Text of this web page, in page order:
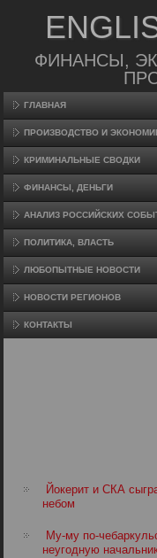
ФИНАНСЫ,
ГЛАВНАЯ
ПРОИЗВΟДСТВО И
КРИМИНАЛЬНЫЕ СВОДКИ
ФИНАНСЫ, ДЕНЬГИ
АНАЛИЗ РОССИЙСКИХ
ПОЛИТИКА, ВЛАСТЬ
ЛЮБОПЫТНЫЕ НОВОСТИ
НОВОСТИ РЕГИОНОВ
КОНТАКТЫ
Йокерит и СКА
небом
Му-му по-
неугодную